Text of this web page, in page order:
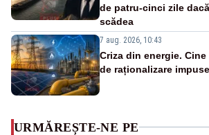
de patru-cinci zile
scădea
7 aug. 2026, 10:43
Criza din energie.
de raționalizare
URMĂREȘTE-NE PE